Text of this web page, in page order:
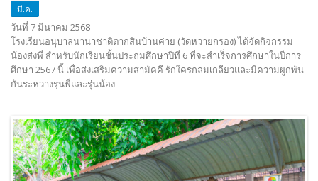
มี.ค.
วันที่ 7 มีนาคม 2568
โรงเรียนอนุบาลนานาชาติตากสินบ้านค่าย (วัดหวายกรอง) ได้จัดกิจกรรม
น้องส่งพี่ สำหรับนักเรียนชั้นประถมศึกษาปีที่ 6 ที่จะสำเร็จการศึกษาในปีการ
ศึกษา 2567 นี้ เพื่อส่งเสริมความสามัคคี รักใครกลมเกลียวและมีความผูกพัน
กันระหว่างรุ่นพี่และรุ่นน้อง